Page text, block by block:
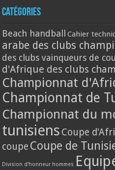
Catégories
Beach handball Cahier
arabe des clubs
des clubs vainqueurs de
d'Afrique des clubs
Championnat
Championnat de
Championnat du
tunisiens Coupe
coupe Coupe de
Division d'honneur hommes